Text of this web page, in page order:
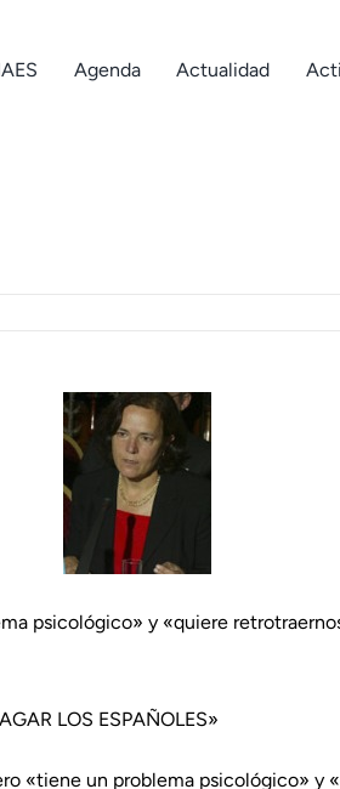
Agenda Actualidad
psicológico» y «quiere
LOS ESPAÑOLES»
«tiene un problema psicológico» y